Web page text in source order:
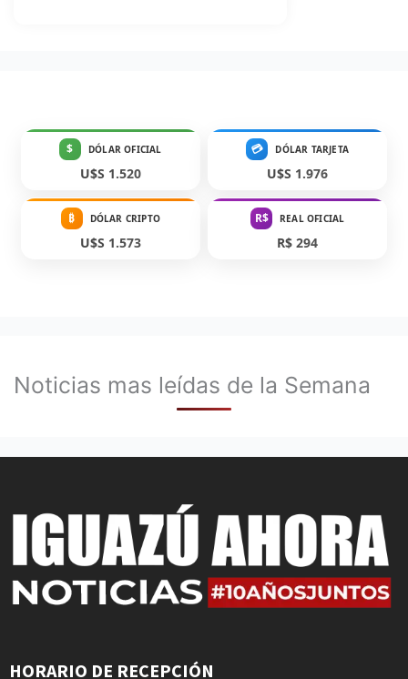
$ DÓLAR OFICIAL
U$S 1.520
💳 DÓLAR TARJETA
U$S 1.976
₿ DÓLAR CRIPTO
U$S 1.573
R$ REAL OFICIAL
R$ 294
Noticias mas leídas de la Semana
HORARIO DE RECEPCIÓN